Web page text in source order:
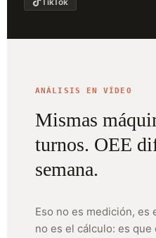
ANÁLISIS EN VÍDEO
Mismas
turnos. OEE
semana.
Eso no es medición, es
no es el cálculo: es